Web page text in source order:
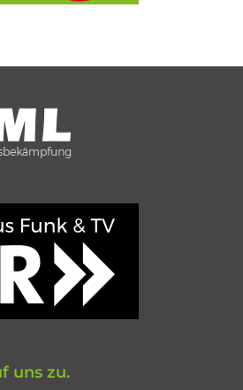
uns zu.